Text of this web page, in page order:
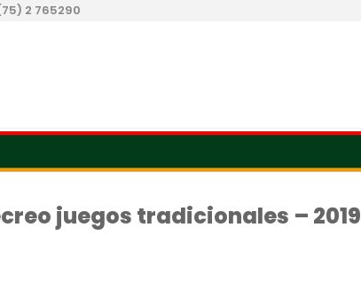
2 765290
juegos tradicionales – 2019